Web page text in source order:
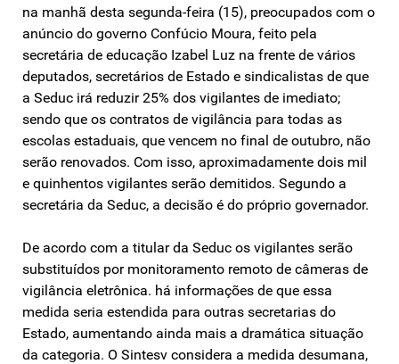
na manhã desta segunda-feira (15), preocupados com o
anúncio do governo Confúcio Moura, feito pela
secretária de educação Izabel Luz na frente de vários
deputados, secretários de Estado e sindicalistas de que
a Seduc irá reduzir 25% dos vigilantes de imediato;
sendo que os contratos de vigilância para todas as
escolas estaduais, que vencem no final de outubro, não
serão renovados. Com isso, aproximadamente dois mil
e quinhentos vigilantes serão demitidos. Segundo a
secretária da Seduc, a decisão é do próprio governador.
De acordo com a titular da Seduc os vigilantes serão
substituídos por monitoramento remoto de câmeras de
vigilância eletrônica. há informações de que essa
medida seria estendida para outras secretarias do
Estado, aumentando ainda mais a dramática situação
da categoria. O Sintesv considera a medida desumana,